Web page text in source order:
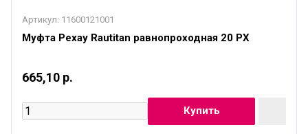
Артикул: 11600121001
Муфта Рехау Rautitan равнопроходная 20 PХ
665,10 р.